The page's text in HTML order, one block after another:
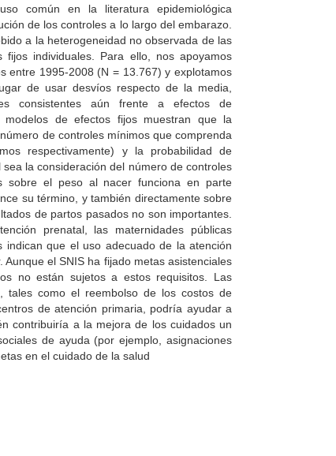
común en la literatura epidemiológica
de los controles a lo largo del embarazo.
a la heterogeneidad no observada de las
individuales. Para ello, nos apoyamos
entre 1995-2008 (N = 13.767) y explotamos
de usar desvíos respecto de la media,
consistentes aún frente a efectos de
modelos de efectos fijos muestran que la
de controles mínimos que comprenda
respectivamente) y la probabilidad de
la consideración del número de controles
sobre el peso al nacer funciona en parte
su término, y también directamente sobre
de partos pasados no son importantes.
prenatal, las maternidades públicas
indican que el uso adecuado de la atención
el SNIS ha fijado metas asistenciales
no están sujetos a estos requisitos. Las
tales como el reembolso de los costos de
de atención primaria, podría ayudar a
contribuiría a la mejora de los cuidados un
de ayuda (por ejemplo, asignaciones
en el cuidado de la salud